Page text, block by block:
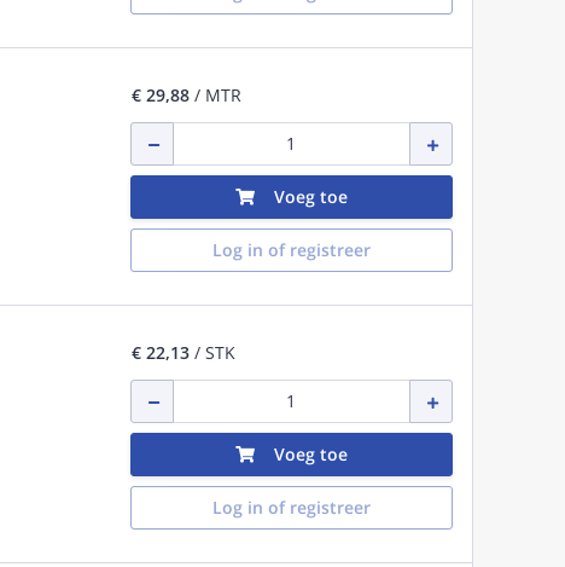
€ 29,88/ MTR
Voeg toe
Log in of registreer
€ 22,13/ STK
Voeg toe
Log in of registreer